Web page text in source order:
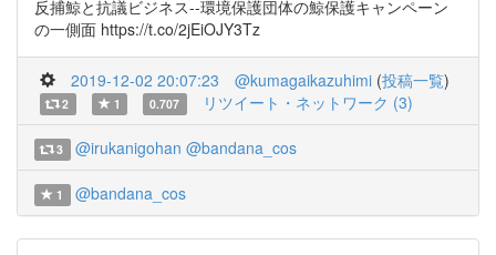
反捕鯨と抗議ビジネス--環境保護団体の鯨保護キャンペーン
の一側面 https://t.co/2jEiOJY3Tz
2019-12-02 20:07:23 @kumagaikazuhimi (投稿一覧)
2 1 0.707 リツイート・ネットワーク (3)
3 @irukanigohan @bandana_cos
1 @bandana_cos